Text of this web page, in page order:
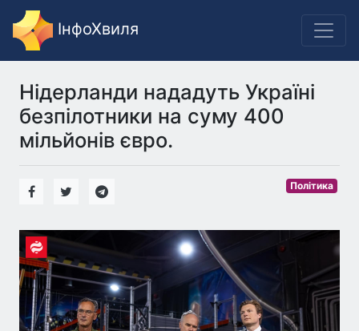
ІнфоХвиля
Нідерланди нададуть Україні
безпілотники на суму 400
мільйонів євро.
Політика